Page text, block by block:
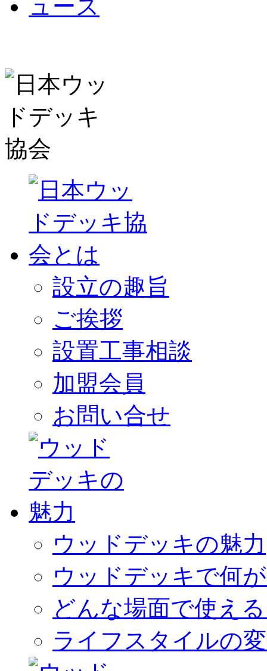
設立の趣旨
ご挨拶
設置工事相談
加盟会員
お問い合せ
ウッドデッキの魅力
ウッドデッキで何
どんな場面で使え
ライフスタイルの